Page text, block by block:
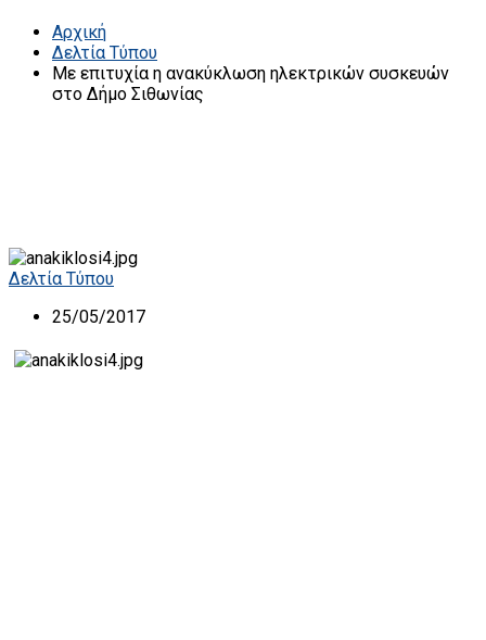
Αρχική
Δελτία Τύπου
Με επιτυχία η ανακύκλωση ηλεκτρικών συσκευών
στο Δήμο Σιθωνίας
Δελτία Τύπου
25/05/2017